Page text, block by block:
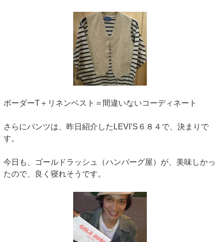
ボーダーT＋リネンベスト＝間違いないコーディネート
さらにパンツは、昨日紹介したLEVI’S６８４で、決まりで
す。
今日も、ゴールドラッシュ（ハンバーグ屋）が、美味しかっ
たので、良く寝れそうです。